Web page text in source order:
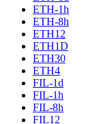
ETH-1h
ETH-8h
ETH12
ETH1D
ETH30
ETH4
FIL-1d
FIL-1h
FIL-8h
FIL12